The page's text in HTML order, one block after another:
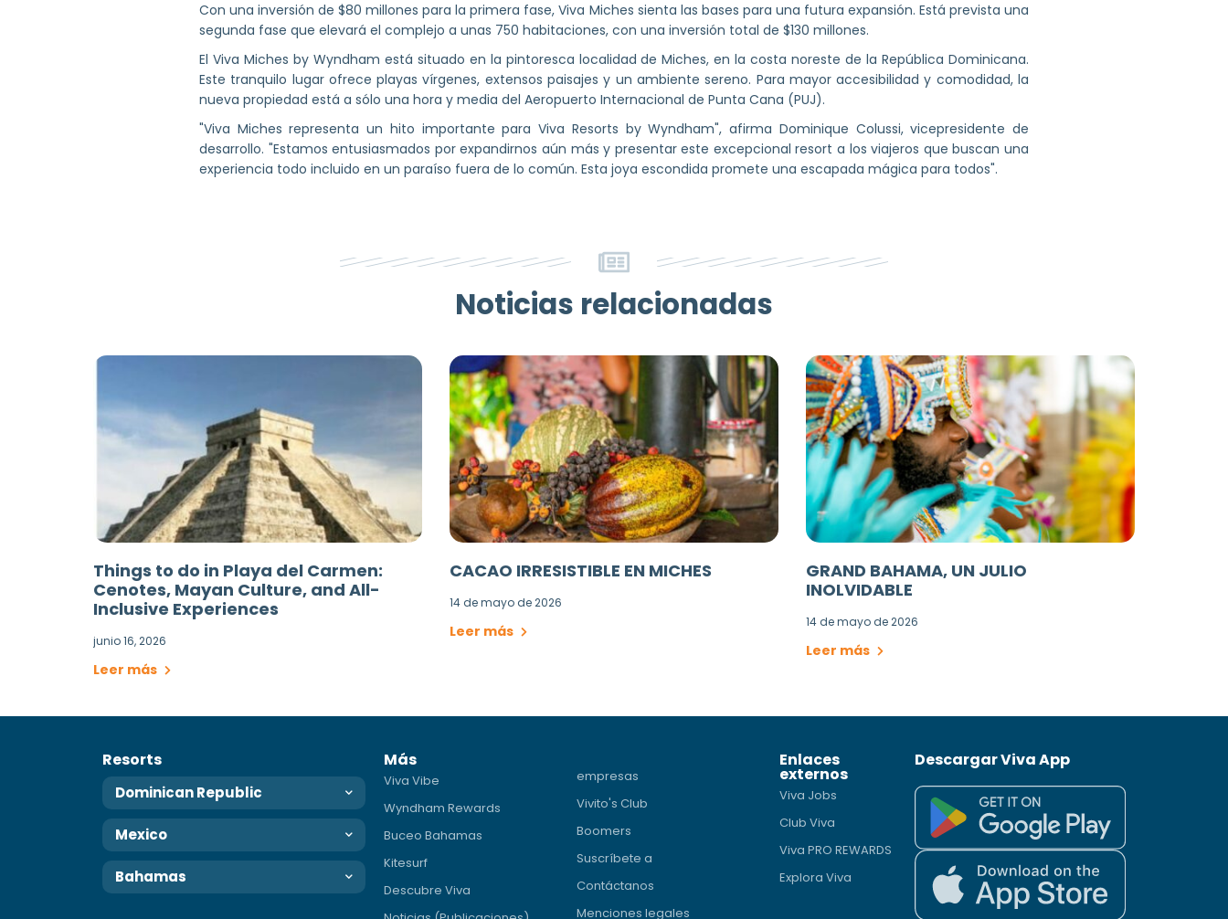
Con una inversión de $80 millones para la primera fase, Viva Miches sienta las bases para una futura expansión. Está prevista una
segunda fase que elevará el complejo a unas 750 habitaciones, con una inversión total de $130 millones.
El Viva Miches by Wyndham está situado en la pintoresca localidad de Miches, en la costa noreste de la República Dominicana.
Este tranquilo lugar ofrece playas vírgenes, extensos paisajes y un ambiente sereno. Para mayor accesibilidad y comodidad, la
nueva propiedad está a sólo una hora y media del Aeropuerto Internacional de Punta Cana (PUJ).
"Viva Miches representa un hito importante para Viva Resorts by Wyndham", afirma Dominique Colussi, vicepresidente de
desarrollo. "Estamos entusiasmados por expandirnos aún más y presentar este excepcional resort a los viajeros que buscan una
experiencia todo incluido en un paraíso fuera de lo común. Esta joya escondida promete una escapada mágica para todos".
Noticias relacionadas
Things to do in Playa del Carmen:
Cenotes, Mayan Culture, and All-
Inclusive Experiences
junio 16, 2026
Leer más
CACAO IRRESISTIBLE EN MICHES
14 de mayo de 2026
Leer más
GRAND BAHAMA, UN JULIO
INOLVIDABLE
14 de mayo de 2026
Leer más
Resorts
Dominican Republic
Mexico
Bahamas
Más
Viva Vibe
Wyndham Rewards
Buceo Bahamas
Kitesurf
Descubre Viva
empresas
Vivito's Club
Boomers
Suscríbete a
Contáctanos
Menciones legales
Enlaces
externos
Viva Jobs
Club Viva
Viva PRO REWARDS
Explora Viva
Descargar Viva App